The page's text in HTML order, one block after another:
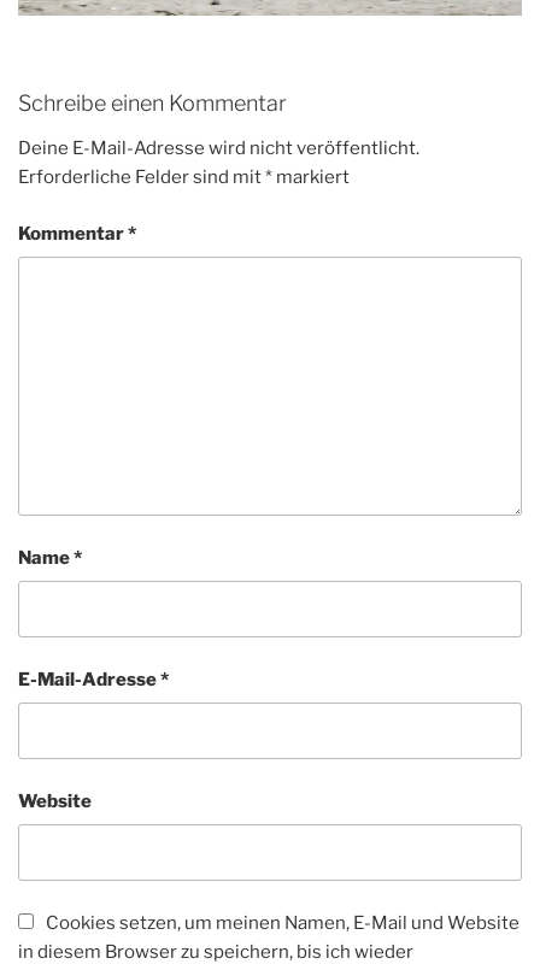
Schreibe einen Kommentar
Deine E-Mail-Adresse wird nicht veröffentlicht.
Erforderliche Felder sind mit* markiert
Kommentar*
Name*
E-Mail-Adresse*
Website
Cookies setzen, um meinen Namen, E-Mail und Website
in diesem Browser zu speichern, bis ich wieder